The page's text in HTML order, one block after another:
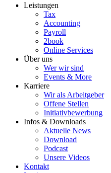
Leistungen
Tax
Accounting
Payroll
2book
Online Services
Über uns
Wer wir sind
Events & More
Karriere
Wir als Arbeitgeber
Offene Stellen
Initiativbewerbung
Infos & Downloads
Aktuelle News
Download
Podcast
Unsere Videos
Kontakt